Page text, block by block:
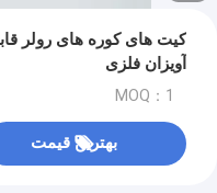
آویزان فلزی
MOQ：1
بهترین قیمت